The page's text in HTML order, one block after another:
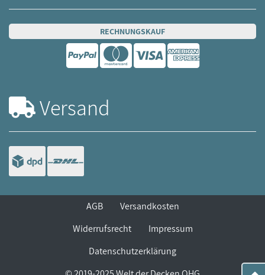
RECHNUNGSKAUF
Versand
AGB
Versandkosten
Widerrufsrecht
Impressum
Datenschutzerklärung